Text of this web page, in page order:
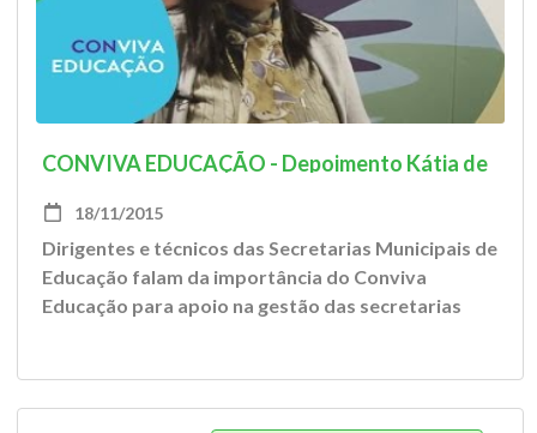
CONVIVA EDUCAÇÃO - Depoimento Kátia de
18/11/2015
Dirigentes e técnicos das Secretarias Municipais de
Educação falam da importância do Conviva
Educação para apoio na gestão das secretarias